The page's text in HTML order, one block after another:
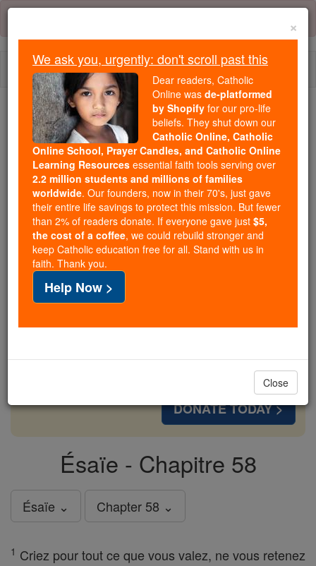
Skip
content
Because of You, 2.2 Million
Students Are Being Formed in the
Faith
Because of generous supporters like you,
Catholic Online School has already delivered
free, faithful Catholic education to over 2.2
million students across 193 countries. In an age
of noise and algorithms, you are helping form
souls with truth, prayer, Scripture, and Christ.
If everyone who reads this gave just $5 — the
free for all. Be Courageous. Be Catholic. Stand
DONATE TODAY >
Ésaïe - Chapitre 58
Ésaïe ⌄ Chapter 58 ⌄
1 Criez pour tout ce que vous valez, ne vous retenez
×
We ask you, urgently: don't scroll past this
Dear readers, Catholic
Online was de-platformed
by Shopify for our pro-life
beliefs. They shut down our
Catholic Online, Catholic
Online School, Prayer Candles, and Catholic Online
Learning Resources essential faith tools serving over
2.2 million students and millions of families
worldwide. Our founders, now in their 70's, just gave
their entire life savings to protect this mission. But fewer
than 2% of readers donate. If everyone gave just $5,
the cost of a coffee, we could rebuild stronger and
keep Catholic education free for all. Stand with us in
faith. Thank you.
Help Now >
Close